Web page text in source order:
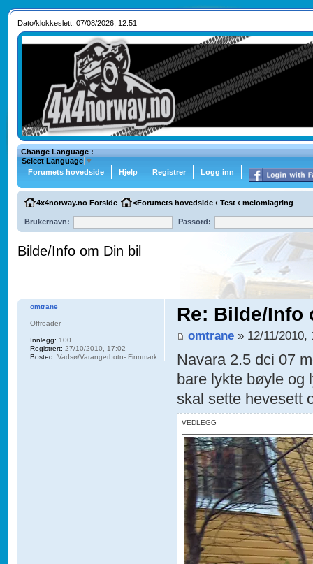
Dato/klokkeslett: 07/08/2026, 12:51
Change Language :
Select Language ▼
Forumets hovedside
Hjelp Registrer Logg inn
4x4norway.no Forside <Forumets hovedside ‹ Test ‹ melomlagring
Brukernavn: Passord:
Bilde/Info om Din bil
Re: Bilde/Info
omtrane » 12/11/2010,
Navara 2.5 dci 07
bare lykte bøyle og
skal sette hevesett
VEDLEGG
omtrane
Offroader
Innlegg: 100
Registrert: 27/10/2010, 17:02
Bosted: Vadsø/Varangerbotn- Finnmark